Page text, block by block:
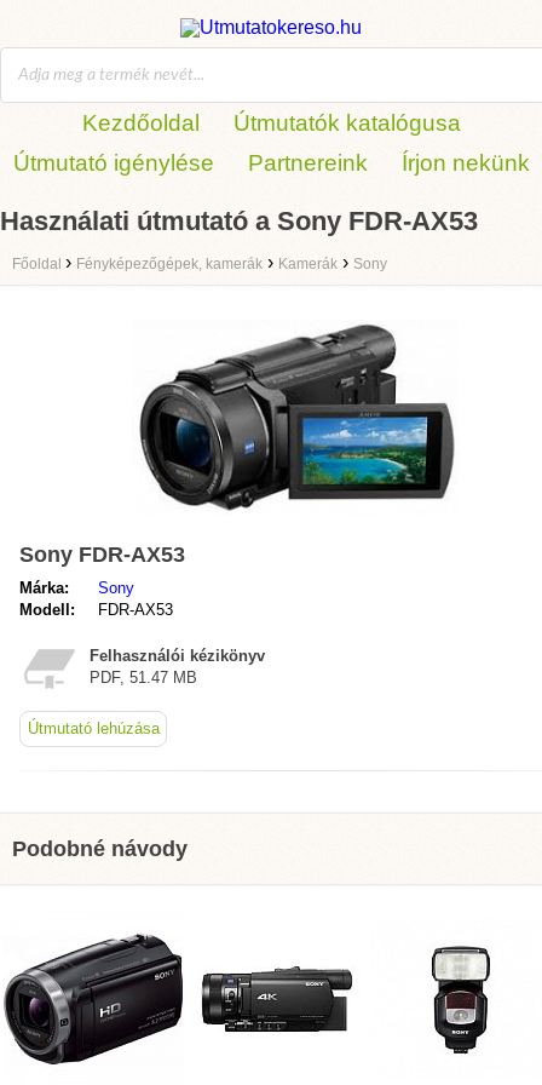
Kezdőoldal
Útmutatók katalógusa
Útmutató igénylése
Partnereink Írjon nekünk
Használati útmutató a Sony FDR-AX53
Főoldal › Fényképezőgépek, kamerák › Kamerák › Sony
Sony FDR-AX53
Márka:
Sony
Modell:
FDR-AX53
Felhasználói kézikönyv
PDF, 51.47 MB
Útmutató lehúzása
Podobné návody